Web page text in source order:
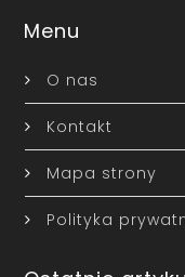
Menu
O nas
Kontakt
Mapa strony
Polityka